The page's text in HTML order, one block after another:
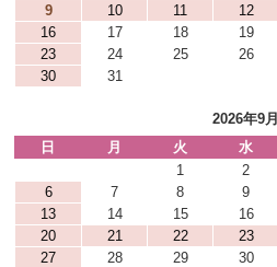
9
10 11 12
16
17 18 19
23
24 25 26
30
31
2026年9月
日
月 火 水
1
2
6
7 8 9
13
14 15 16
20
21 22 23
27
28 29 30